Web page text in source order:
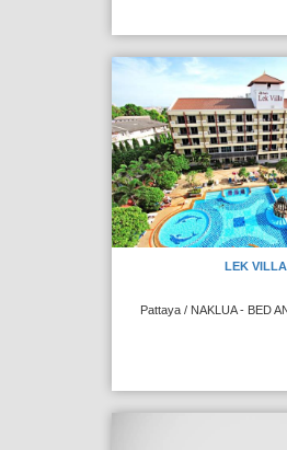
LEK VILLA
Pattaya / NAKLUA - BED